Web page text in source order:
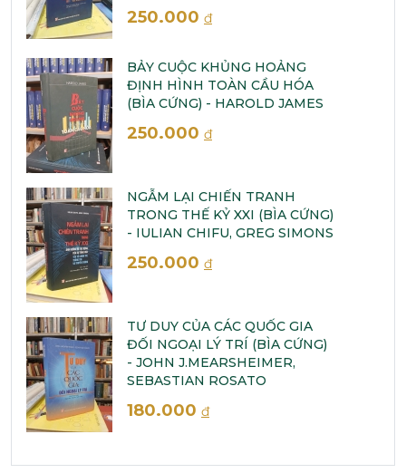
250.000 đ
BẢY CUỘC KHỦNG HOẢNG
ĐỊNH HÌNH TOÀN CẦU HÓA
(BÌA CỨNG) - HAROLD JAMES
250.000 đ
NGẪM LẠI CHIẾN TRANH
TRONG THẾ KỶ XXI (BÌA CỨNG)
- IULIAN CHIFU, GREG SIMONS
250.000 đ
TƯ DUY CỦA CÁC QUỐC GIA
ĐỐI NGOẠI LÝ TRÍ (BÌA CỨNG)
- JOHN J.MEARSHEIMER,
SEBASTIAN ROSATO
180.000 đ